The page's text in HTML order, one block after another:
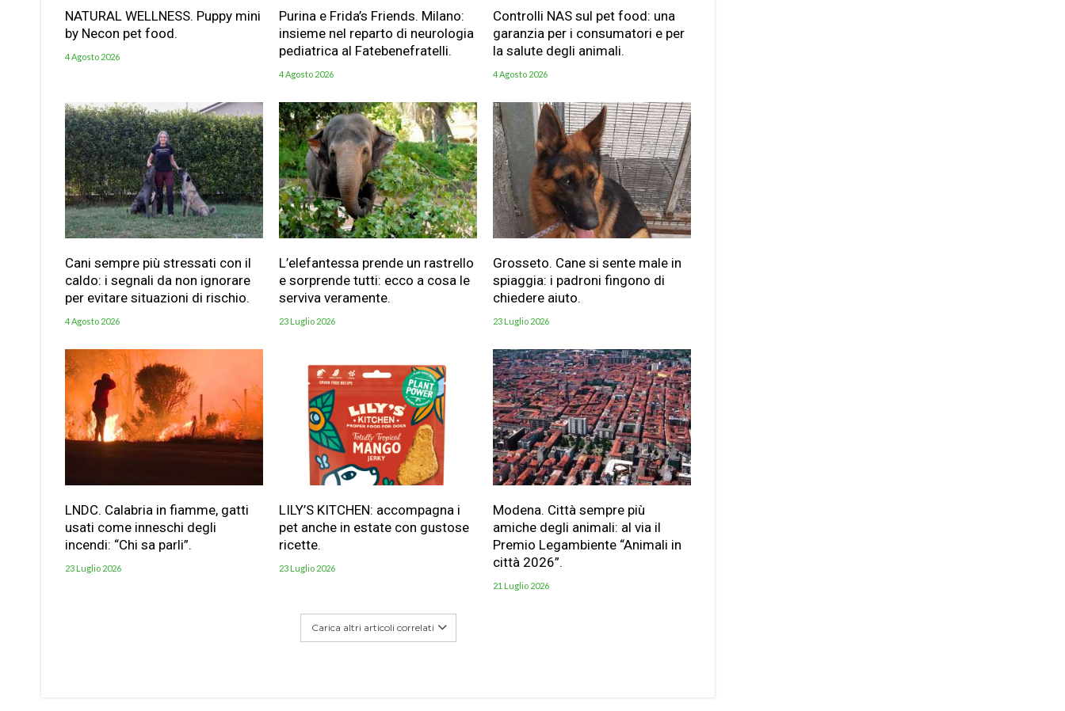
NATURAL WELLNESS. Puppy mini
by Necon pet food.
4 Agosto 2026
Purina e Frida’s Friends. Milano:
insieme nel reparto di neurologia
pediatrica al Fatebenefratelli.
4 Agosto 2026
Controlli NAS sul pet food: una
garanzia per i consumatori e per
la salute degli animali.
4 Agosto 2026
Cani sempre più stressati con il
caldo: i segnali da non ignorare
per evitare situazioni di rischio.
4 Agosto 2026
L’elefantessa prende un rastrello
e sorprende tutti: ecco a cosa le
serviva veramente.
23 Luglio 2026
Grosseto. Cane si sente male in
spiaggia: i padroni fingono di
chiedere aiuto.
23 Luglio 2026
LNDC. Calabria in fiamme, gatti
usati come inneschi degli
incendi: “Chi sa parli”.
23 Luglio 2026
LILY’S KITCHEN: accompagna i
pet anche in estate con gustose
ricette.
23 Luglio 2026
Modena. Città sempre più
amiche degli animali: al via il
Premio Legambiente “Animali in
città 2026”.
21 Luglio 2026
Carica altri articoli correlati